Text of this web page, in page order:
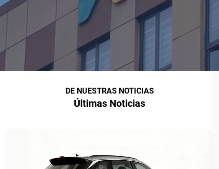
DE NUESTRAS NOTICIAS
Últimas Noticias